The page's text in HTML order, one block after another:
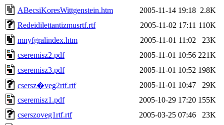
ABecsiKoresWittgenstein.htm
2005-11-14 19:18 2.8K
Redeidilettantizmusrtf.rtf
2005-11-02 17:11 110K
mnyfgralindex.htm
2005-11-01 11:02
23K
cseremisz2.pdf
2005-11-01 10:56 221K
cseremisz3.pdf
2005-11-01 10:52 198K
csersz�veg2rtf.rtf
2005-11-01 10:47
29K
cseremisz1.pdf
2005-10-29 17:20 155K
cserszoveg1rtf.rtf
2005-03-25 07:46 23K